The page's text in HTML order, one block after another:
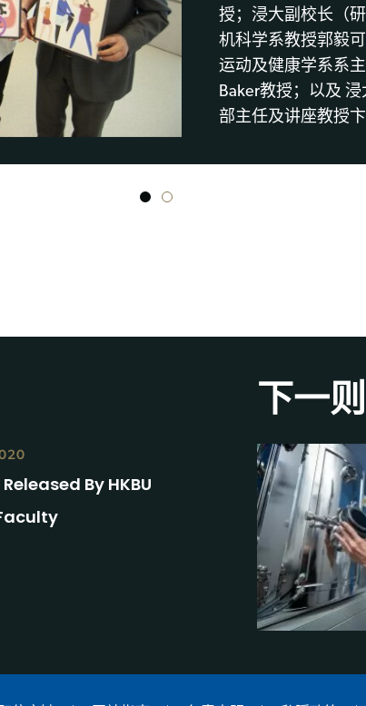
授；浸大副校长（
机科学系教授郭毅
运动及健康学系系
Baker教授；以及
部主任及讲座教授卞
1 2
Released By HKBU
下一